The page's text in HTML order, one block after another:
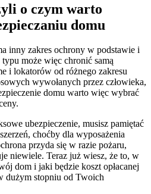
o czym warto
domu
inny zakres ochrony w podstawie i
może więc chronić samą
i lokatorów od różnego zakresu
wywołanych przez człowieka,
domu warto więc wybrać
ubezpieczenie, musisz pamiętać
choćby dla wyposażenia
przyda się w razie pożaru,
niewiele. Teraz już wiesz, że to, w
dom i jaki będzie koszt opłacanej
dużym stopniu od Twoich